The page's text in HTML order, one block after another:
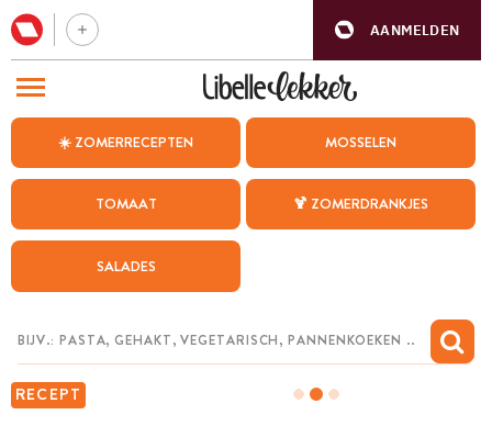
AANMELDEN
☀️ ZOMERRECEPTEN MOSSELEN
TOMAAT 🍹 ZOMERDRANKJES
SALADES
RECEPT
BEZOEK ONZE ANDERE WEBSITES
WEEKMENU
CHAT MET MAIA
MIJN BEWAARDE RECEPTEN